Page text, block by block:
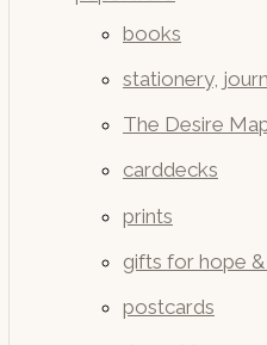
books
stationery,
The Desire
carddecks
prints
gifts for hope
postcards